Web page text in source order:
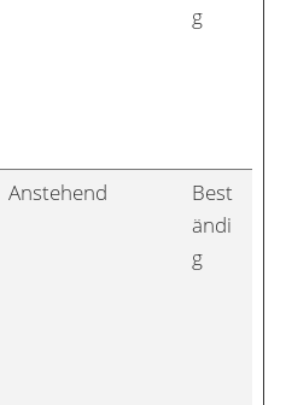
g
Anstehend
Best
ändi
g